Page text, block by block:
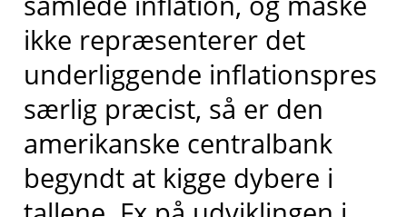
ikke repræsenterer det
underliggende inflationspres
særlig præcist, så er den
amerikanske centralbank
begyndt at kigge dybere i